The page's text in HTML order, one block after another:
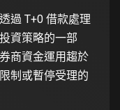
過 T+0 借款處理
資策略的一部
商資金運用趨於
制或暫停受理的